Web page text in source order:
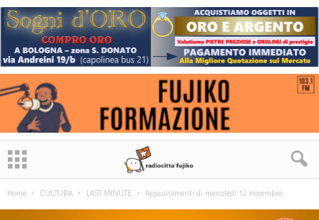
Home CULTURA LAST MINUTE Appuntamenti di mercoledì 12 novembre